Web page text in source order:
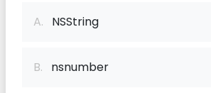
A. NSString
B. nsnumber